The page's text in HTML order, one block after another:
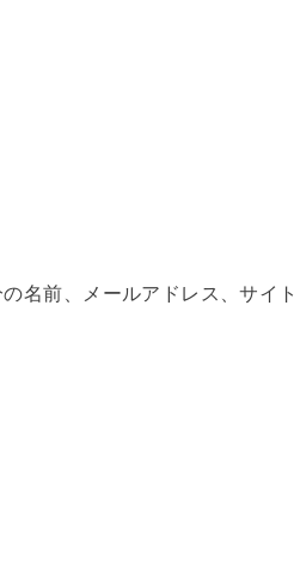
名前、メールアドレス、サイト